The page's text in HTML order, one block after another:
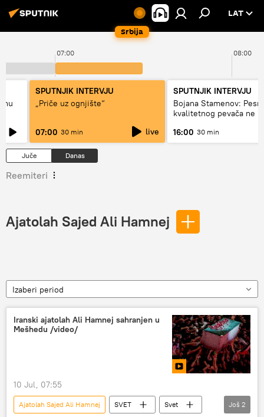
Srbija
LAT
07:00 08:00
SPUTNJIK INTERVJU
„Priče uz ognjište“
07:00 30 min live
SPUTNJIK INTERVJU
Bojana Stamenov:
kvalitetnog pevača ne
16:00 30 min
Juče Danas
Reemiteri
Ajatolah Sajed Ali Hamnej
Izaberi period
Iranski ajatolah Ali Hamnej sahranjen u
Mešhedu /video/
10 Jul, 07:55
Ajatolah Sajed Ali Hamnej SVET
Svet
Još 2